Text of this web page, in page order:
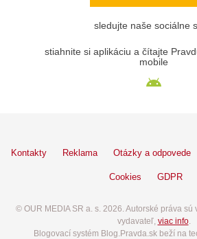
sledujte naše sociálne
stiahnite si aplikáciu a čítajte
mobile
Kontakty Reklama Otázky a odpovede
Cookies GDPR
© OUR MEDIA SR a. s. 2026. Autorské práva
vydavateľ, viac info.
Blogovací systém Blog.Pravda.sk beží na